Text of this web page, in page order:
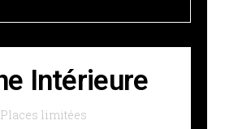
Intérieure
Places limitées